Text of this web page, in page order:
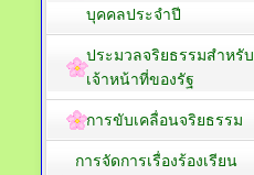
บุคคลประจำปี
ประมวลจริยธรรมสำหรับ
เจ้าหน้าที่ของรัฐ
การขับเคลื่อนจริยธรรม
การจัดการเรื่องร้องเรียน